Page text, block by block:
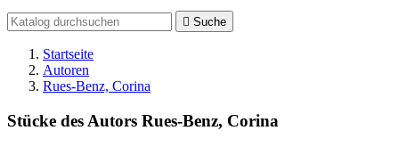
 Suche
Startseite
Autoren
Rues-Benz, Corina
Stücke des Autors Rues-Benz, Corina